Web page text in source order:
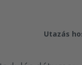
Utazás